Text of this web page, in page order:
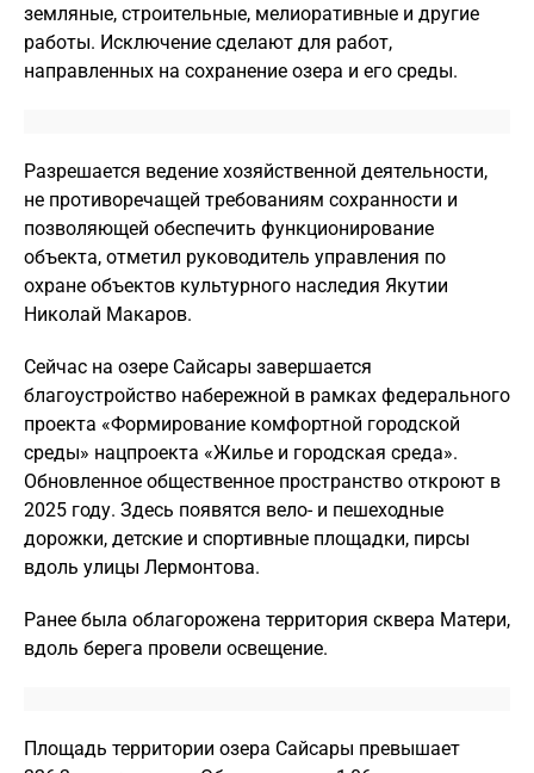
земляные, строительные, мелиоративные и другие
работы. Исключение сделают для работ,
направленных на сохранение озера и его среды.
Разрешается ведение хозяйственной деятельности,
не противоречащей требованиям сохранности и
позволяющей обеспечить функционирование
объекта, отметил руководитель управления по
охране объектов культурного наследия Якутии
Николай Макаров.
Сейчас на озере Сайсары завершается
благоустройство набережной в рамках федерального
проекта «Формирование комфортной городской
среды» нацпроекта «Жилье и городская среда».
Обновленное общественное пространство откроют в
2025 году. Здесь появятся вело- и пешеходные
дорожки, детские и спортивные площадки, пирсы
вдоль улицы Лермонтова.
Ранее была облагорожена территория сквера Матери,
вдоль берега провели освещение.
Площадь территории озера Сайсары превышает